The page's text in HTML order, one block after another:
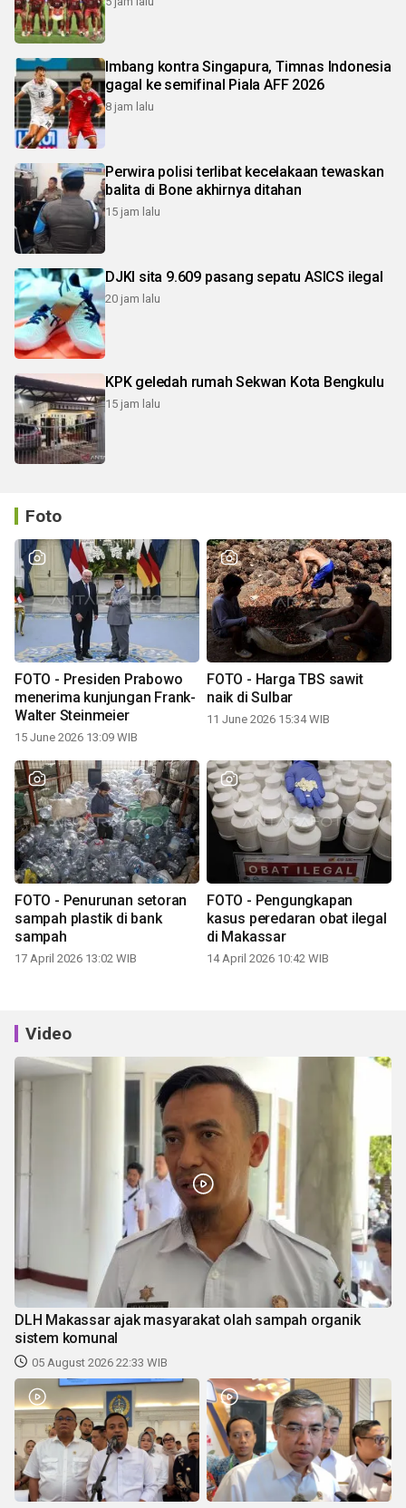
Imbang kontra Singapura, Timnas Indonesia
gagal ke semifinal Piala AFF 2026
8 jam lalu
Perwira polisi terlibat kecelakaan tewaskan
balita di Bone akhirnya ditahan
15 jam lalu
DJKI sita 9.609 pasang sepatu ASICS ilegal
20 jam lalu
KPK geledah rumah Sekwan Kota Bengkulu
15 jam lalu
Foto
FOTO - Presiden Prabowo
menerima kunjungan Frank-
Walter Steinmeier
15 June 2026 13:09 WIB
FOTO - Harga TBS sawit
naik di Sulbar
11 June 2026 15:34 WIB
FOTO - Penurunan setoran
sampah plastik di bank
sampah
17 April 2026 13:02 WIB
FOTO - Pengungkapan
kasus peredaran obat ilegal
di Makassar
14 April 2026 10:42 WIB
Video
DLH Makassar ajak masyarakat olah sampah organik
sistem komunal
05 August 2026 22:33 WIB